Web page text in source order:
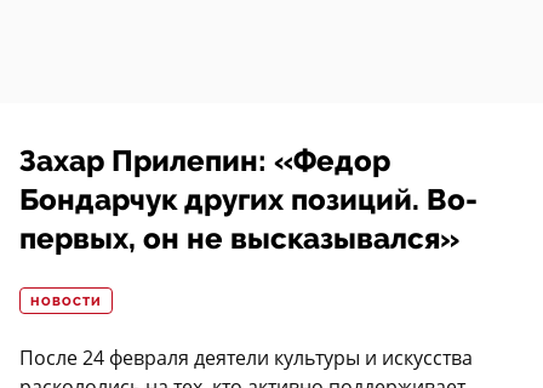
Захар Прилепин: «Федор
Бондарчук других позиций. Во-
первых, он не высказывался»
НОВОСТИ
После 24 февраля деятели культуры и искусства